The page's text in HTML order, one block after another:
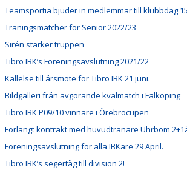
Teamsportia bjuder in medlemmar till klubbdag
Träningsmatcher för Senior 2022/23
Sirén stärker truppen
Tibro IBK’s Föreningsavslutning 2021/22
Kallelse till årsmöte för Tibro IBK 21 juni.
Bildgalleri från avgörande kvalmatch i Falköping
Tibro IBK P09/10 vinnare i Örebrocupen
Förlängt kontrakt med huvudtränare Uhrbom
Föreningsavslutning för alla IBKare 29 April.
Tibro IBK’s segertåg till division 2!